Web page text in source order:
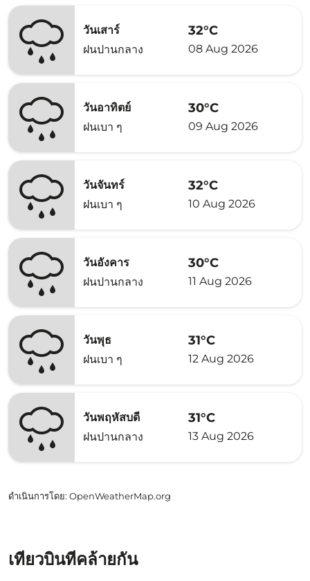
วันเสาร์
ฝนปานกลาง
32°C
08 Aug 2026
วันอาทิตย์
ฝนเบา ๆ
30°C
09 Aug 2026
วันจันทร์
ฝนเบา ๆ
32°C
10 Aug 2026
วันอังคาร
ฝนปานกลาง
30°C
11 Aug 2026
วันพุธ
ฝนเบา ๆ
31°C
12 Aug 2026
วันพฤหัสบดี
ฝนปานกลาง
31°C
13 Aug 2026
ดำเนินการโดย: OpenWeatherMap.org
เที่ยวบินที่คล้ายกัน